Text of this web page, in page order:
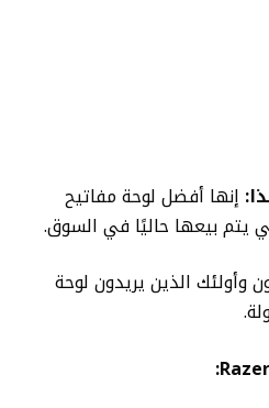
إنها أفضل لوحة مفاتيح
وأولئك الذين يريدون لوحة